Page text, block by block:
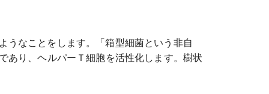
うなことをします。「箱型細菌という非自
あり、ヘルパーＴ細胞を活性化します。樹状